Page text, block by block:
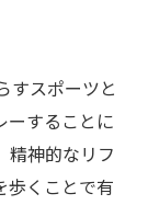
すスポーツと
ーすることに
精神的なリフ
歩くことで有